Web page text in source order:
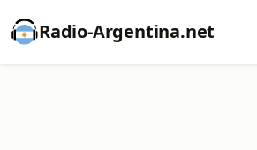
Radio-Argentina.net